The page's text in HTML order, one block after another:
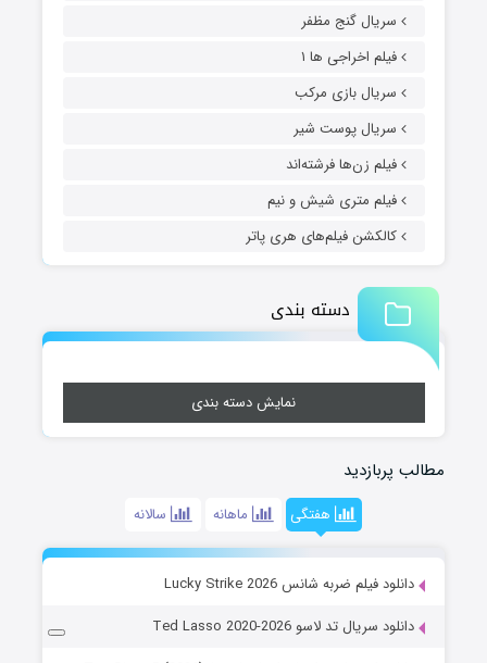
سریال گنج مظفر
فیلم اخراجی ها ۱
سریال بازی مرکب
سریال پوست شیر
فیلم زن‌ها فرشته‌اند
فیلم متری شیش و نیم
کالکشن فیلم‌های هری پاتر
دسته بندی
نمایش دسته بندی
مطالب پربازدید
هفتگی ماهانه سالانه
دانلود فیلم ضربه شانس Lucky Strike 2026
دانلود سریال تد لاسو Ted Lasso 2020-2026